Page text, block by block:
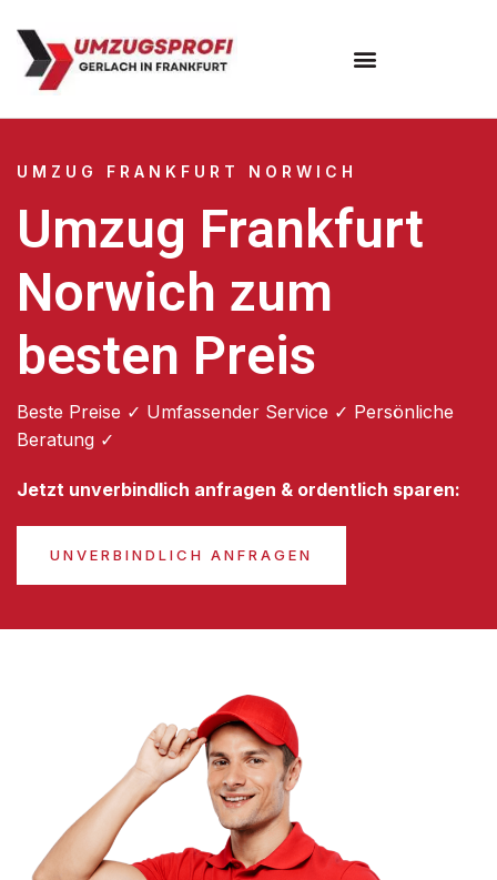
UMZUG FRANKFURT NORWICH
Umzug Frankfurt
Norwich zum
besten Preis
Beste Preise ✓ Umfassender Service ✓ Persönliche
Beratung ✓
Jetzt unverbindlich anfragen & ordentlich sparen:
UNVERBINDLICH ANFRAGEN